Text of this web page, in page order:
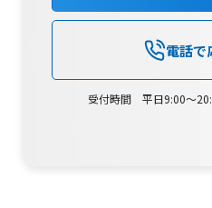
電話で
受付時間 平日9:00～